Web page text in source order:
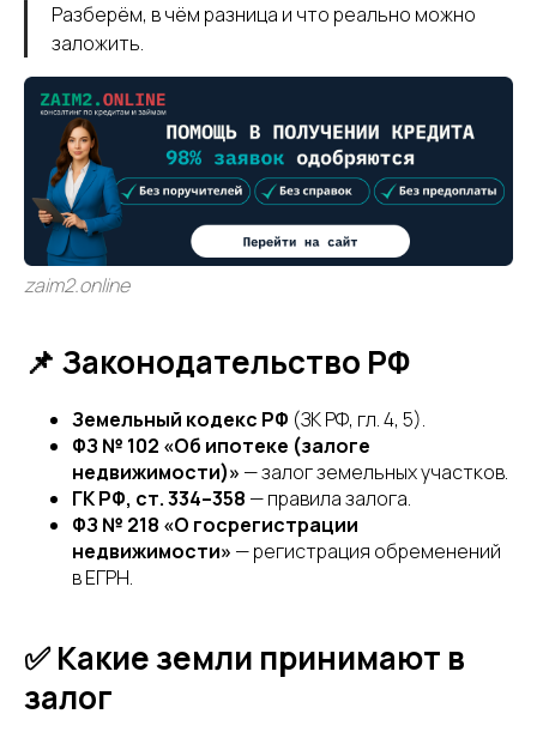
Разберём, в чём разница и что реально можно
заложить.
zaim2.online
📌 Законодательство РФ
Земельный кодекс РФ (ЗК РФ, гл. 4, 5).
ФЗ № 102 «Об ипотеке (залоге
недвижимости)» — залог земельных участков.
ГК РФ, ст. 334–358 — правила залога.
ФЗ № 218 «О госрегистрации
недвижимости» — регистрация обременений
в ЕГРН.
✅ Какие земли принимают в
залог